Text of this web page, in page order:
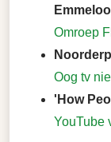
Omroep
Oog tv
'How
YouTube